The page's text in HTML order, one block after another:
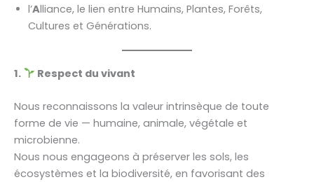
l’Alliance, le lien entre Humains, Plantes, Forêts,
Cultures et Générations.
1. Respect du vivant
Nous reconnaissons la valeur intrinsèque de toute
forme de vie — humaine, animale, végétale et
microbienne.
Nous nous engageons à préserver les sols, les
écosystèmes et la biodiversité, en favorisant des